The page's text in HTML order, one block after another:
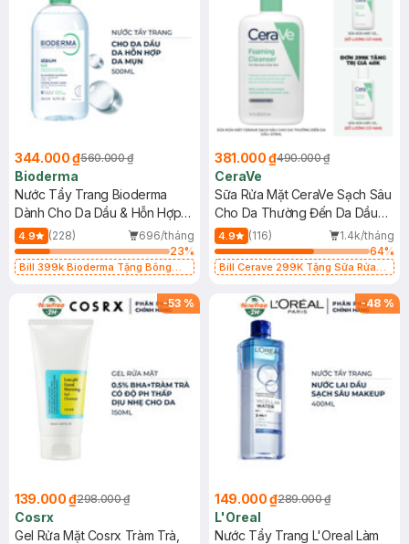
344.000 ₫560.000 ₫
Bioderma
Nước Tẩy Trang Bioderma
Dành Cho Da Dầu & Hỗn Hợp
500ml
4.9 (228)
696/tháng
23%
Bill 399k Bioderma Tặng Bông
381.000 ₫490.000 ₫
CeraVe
Sữa Rửa Mặt CeraVe Sạch Sâu
Cho Da Thường Đến Da Dầu
473ml
4.9 (116)
1.4k/tháng
64%
Bill Cerave 299K Tặng Sữa Rửa
-53 %
139.000 ₫298.000 ₫
Cosrx
Gel Rửa Mặt Cosrx Tràm Trà,
-48 %
149.000 ₫289.000 ₫
L'Oreal
Nước Tẩy Trang L'Oreal Làm